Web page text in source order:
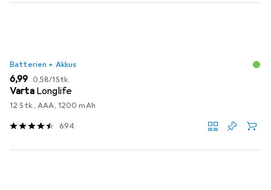
Batterien + Akkus
EUR
6,99 EUR
0,58/1Stk.
Varta Longlife
12 Stk., AAA, 1200 mAh
694